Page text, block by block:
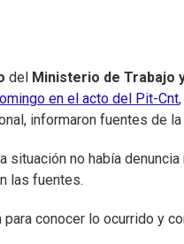
del Ministerio de Trabajo
en el acto del Pit-Cnt
informaron fuentes de
no había
las fuentes.
para conocer lo ocurrido y